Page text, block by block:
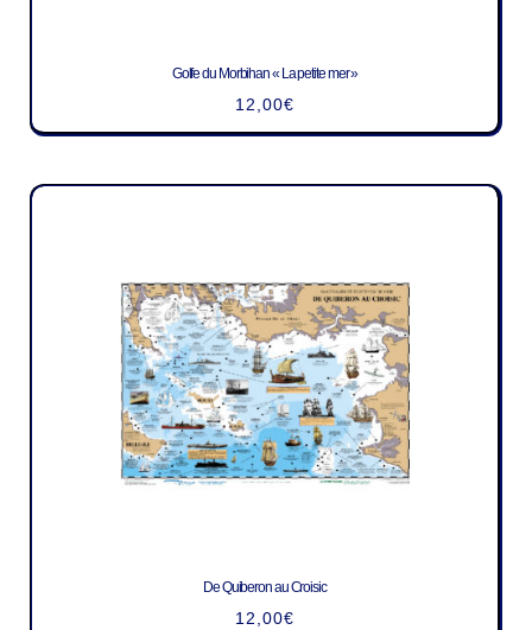
Golfe du Morbihan « La petite mer »
12,00€
De Quiberon au Croisic
12,00€